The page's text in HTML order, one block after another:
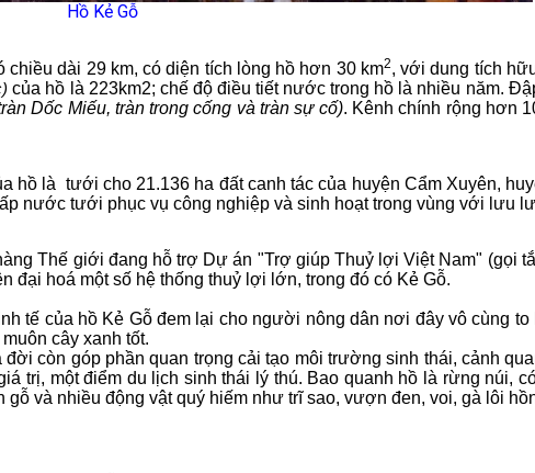
Gỗ
chiều dài 29 km, có diện tích lòng hồ hơn 30 km2, với dung tích
của hồ là 223km2; chế độ điều tiết nước trong hồ là nhiều năm.
Dốc Miếu, tràn trong cống và tràn sự cố). Kênh chính rộng hơn
hồ là tưới cho 21.136 ha đất canh tác của huyện Cẩm Xuyên,
nước tưới phục vụ công nghiệp và sinh hoạt trong vùng với lưu
Thế giới đang hỗ trợ Dự án "Trợ giúp Thuỷ lợi Việt Nam" (gọi
đại hoá một số hệ thống thuỷ lợi lớn, trong đó có Kẻ Gỗ.
hồ Kẻ Gỗ đem lại cho người nông dân nơi đây vô cùng to
cây xanh tốt.
góp phần quan trọng cải tạo môi trường sinh thái, cảnh
trị, một điểm du lịch sinh thái lý thú. Bao quanh hồ là rừng núi,
gỗ và nhiều động vật quý hiếm như trĩ sao, vượn đen, voi, gà lôi